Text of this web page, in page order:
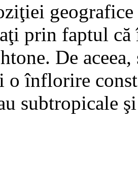
prin faptul
De
o înflorire
subtropicale